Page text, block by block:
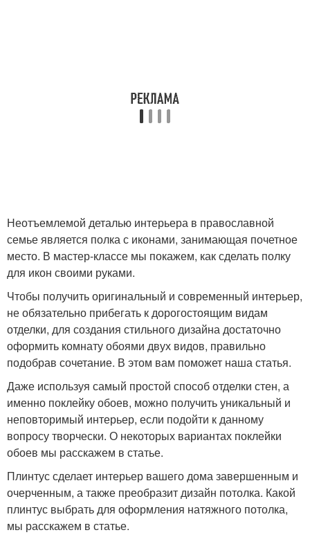
Неотъемлемой деталью интерьера в православной
семье является полка с иконами, занимающая почетное
место. В мастер-классе мы покажем, как сделать полку
для икон своими руками.
Чтобы получить оригинальный и современный интерьер,
не обязательно прибегать к дорогостоящим видам
отделки, для создания стильного дизайна достаточно
оформить комнату обоями двух видов, правильно
подобрав сочетание. В этом вам поможет наша статья.
Даже используя самый простой способ отделки стен, а
именно поклейку обоев, можно получить уникальный и
неповторимый интерьер, если подойти к данному
вопросу творчески. О некоторых вариантах поклейки
обоев мы расскажем в статье.
Плинтус сделает интерьер вашего дома завершенным и
очерченным, а также преобразит дизайн потолка. Какой
плинтус выбрать для оформления натяжного потолка,
мы расскажем в статье.